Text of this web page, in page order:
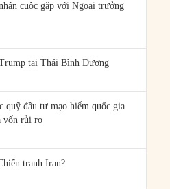
cuộc gặp với Ngoại trưởng
tại Thái Bình Dương
quỹ đầu tư mạo hiểm quốc gia
vốn rủi ro
tranh Iran?